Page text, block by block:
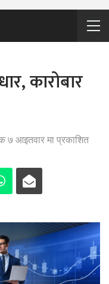
कारोबार
७ आइतवार मा प्रकाशित